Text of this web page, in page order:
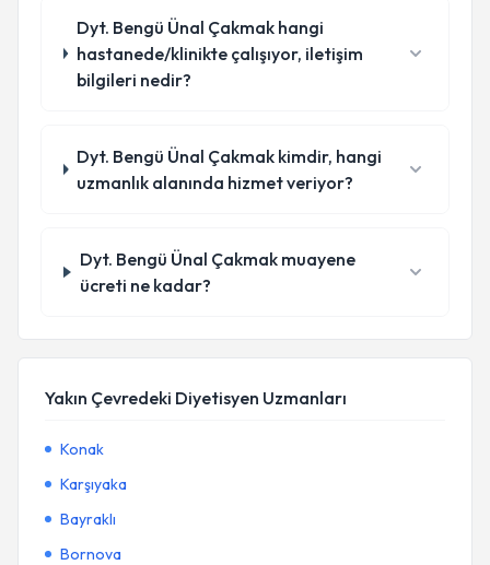
Dyt. Bengü Ünal Çakmak hangi
hastanede/klinikte çalışıyor, iletişim
bilgileri nedir?
Dyt. Bengü Ünal Çakmak kimdir, hangi
uzmanlık alanında hizmet veriyor?
Dyt. Bengü Ünal Çakmak muayene
ücreti ne kadar?
Yakın Çevredeki Diyetisyen Uzmanları
Konak
Karşıyaka
Bayraklı
Bornova